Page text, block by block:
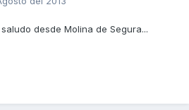
desde Molina de Segura...